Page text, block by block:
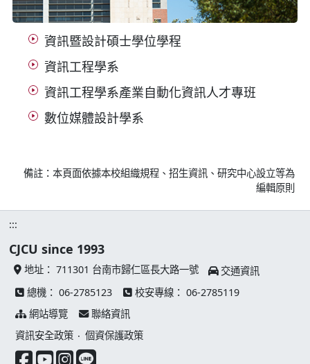
資訊暨設計碩士學位學程
資訊工程學系
資訊工程學系產業自動化資訊人才專班
數位媒體設計學系
備註：本頁面依據本校組織規程、招生資訊、研究中心設立等為
編輯原則
:::
CJCU since 1993
地址： 711301 台南市歸仁區長大路一號
交通資訊
總機： 06-2785123 校安專線： 06-2785119
網站導覽
聯絡資訊
資訊安全政策 ‧ 個資保護政策
facebook 連結
youtube 連結
instagram 連結
line 連結